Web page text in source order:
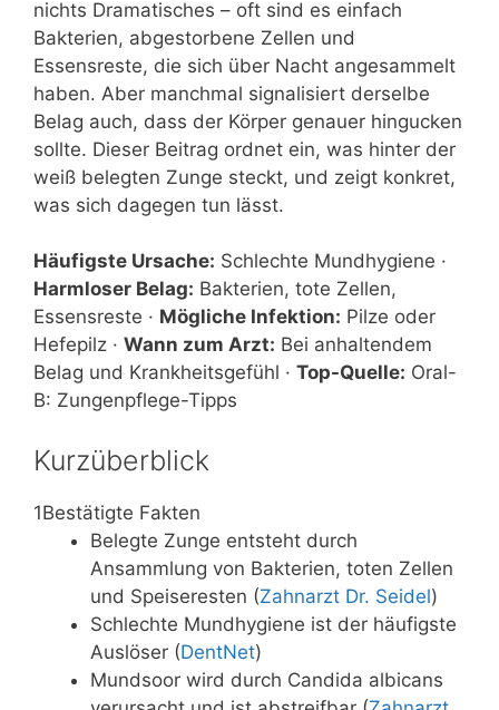
nichts Dramatisches – oft sind es einfach
Bakterien, abgestorbene Zellen und
Essensreste, die sich über Nacht angesammelt
haben. Aber manchmal signalisiert derselbe
Belag auch, dass der Körper genauer hingucken
sollte. Dieser Beitrag ordnet ein, was hinter der
weiß belegten Zunge steckt, und zeigt konkret,
was sich dagegen tun lässt.
Häufigste Ursache: Schlechte Mundhygiene ·
Harmloser Belag: Bakterien, tote Zellen,
Essensreste · Mögliche Infektion: Pilze oder
Hefepilz · Wann zum Arzt: Bei anhaltendem
Belag und Krankheitsgefühl · Top-Quelle: Oral-
B: Zungenpflege-Tipps
Kurzüberblick
1Bestätigte Fakten
Belegte Zunge entsteht durch
Ansammlung von Bakterien, toten Zellen
und Speiseresten (Zahnarzt Dr. Seidel)
Schlechte Mundhygiene ist der häufigste
Auslöser (DentNet)
Mundsoor wird durch Candida albicans